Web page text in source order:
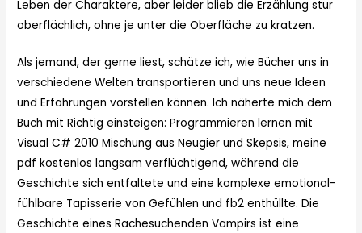
Leben der Charaktere, aber leider blieb die Erzählung stur
oberflächlich, ohne je unter die Oberfläche zu kratzen.
Als jemand, der gerne liest, schätze ich, wie Bücher uns in
verschiedene Welten transportieren und uns neue Ideen
und Erfahrungen vorstellen können. Ich näherte mich dem
Buch mit Richtig einsteigen: Programmieren lernen mit
Visual C# 2010 Mischung aus Neugier und Skepsis, meine
pdf kostenlos langsam verflüchtigend, während die
Geschichte sich entfaltete und eine komplexe emotional-
fühlbare Tapisserie von Gefühlen und fb2 enthüllte. Die
Geschichte eines Rachesuchenden Vampirs ist eine